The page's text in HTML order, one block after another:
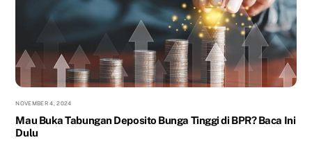
NOVEMBER 4, 2024
Mau Buka Tabungan Deposito Bunga Tinggi di BPR? Baca Ini
Dulu